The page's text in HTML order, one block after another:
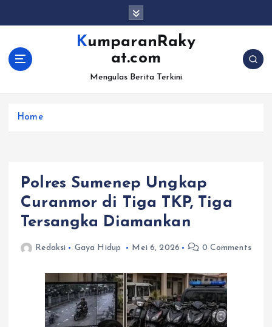
KumparanRaky
at.com
Mengulas Berita Terkini
Home
Polres Sumenep Ungkap
Curanmor di Tiga TKP, Tiga
Tersangka Diamankan
Redaksi Gaya Hidup Mei 6, 2026 0 Comments